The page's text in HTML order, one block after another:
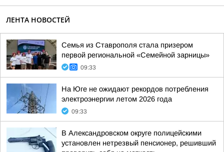
ЛЕНТА НОВОСТЕЙ
Семья из Ставрополя стала призером
первой региональной «Семейной зарницы»
09:33
На Юге не ожидают рекордов потребления
электроэнергии летом 2026 года
09:33
В Александровском округе полицейскими
установлен нетрезвый пенсионер, решивший